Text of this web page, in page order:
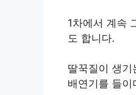
1차에서 계속
도 합니다.
딸꾹질이 생
배연기를 들